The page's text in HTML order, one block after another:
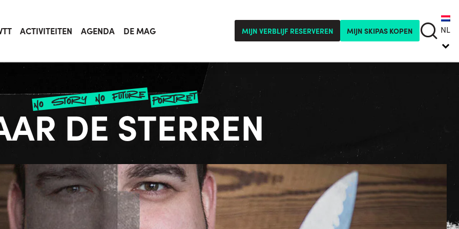
ACTIVITEITEN AGENDA DE MAG MIJN VERBLIJF RESERVEREN MIJN SKIPAS KOPEN NL
no story no future portret
DE STERREN